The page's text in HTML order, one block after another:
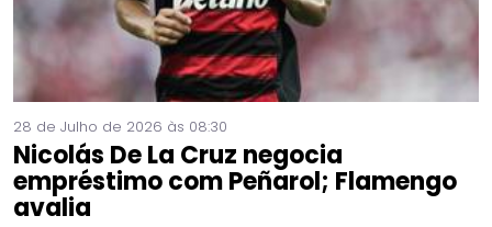
28 de Julho de 2026 às 08:30
Nicolás De La Cruz negocia
empréstimo com Peñarol; Flamengo
avalia